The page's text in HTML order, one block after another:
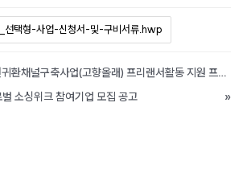
선택형-사업-신청서-및-구비서류.hwp
[대구] 2025년 청년귀환채널구축사업(고향올래) 프리랜서활동 지원 프로그램 참가자 모집 공고
소싱위크 참여기업 모집 공고
»